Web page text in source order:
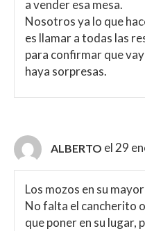
a vender esa mesa.
Nosotros ya lo que
es llamar a todas las
para confirmar que
haya sorpresas.
ALBERTO el 29
Los mozos en su
No falta el cancherito
que poner en su lugar,